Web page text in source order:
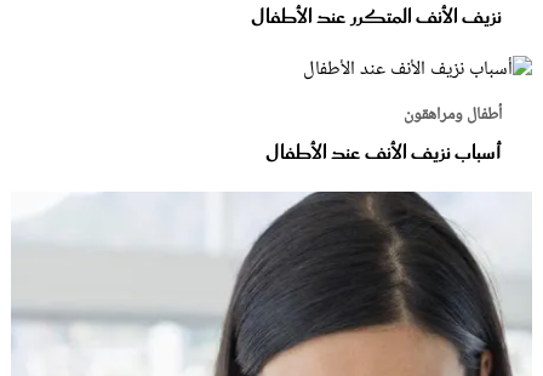
نزيف الأنف المتكرر عند الأطفال
أطفال ومراهقون
أسباب نزيف الأنف عند الأطفال